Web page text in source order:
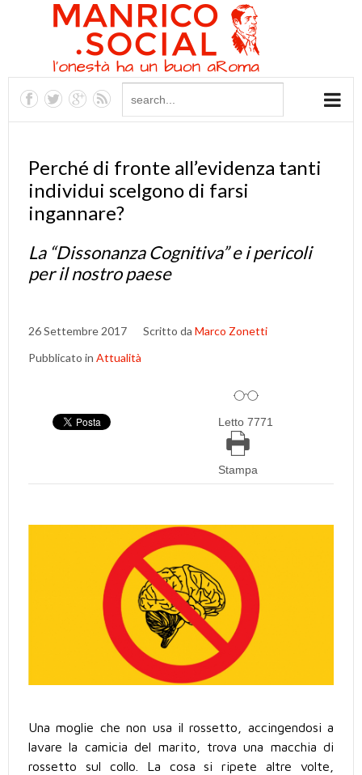
Perché di fronte all’evidenza tanti
individui scelgono di farsi
ingannare?
La “Dissonanza Cognitiva” e i pericoli
per il nostro paese
26 Settembre 2017 Scritto da Marco Zonetti
Pubblicato in Attualità
Letto 7771
Stampa
Una moglie che non usa il rossetto, accingendosi a
lavare la camicia del marito, trova una macchia di
rossetto sul collo. La cosa si ripete altre volte,